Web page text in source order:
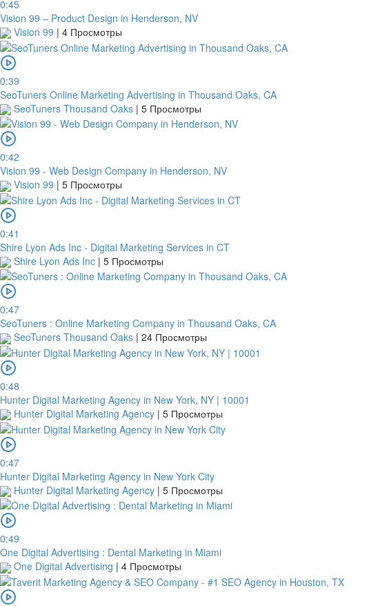
0:45
Vision 99 – Product Design in Henderson, NV
Vision 99 | 4 Просмотры
0:39
SeoTuners Online Marketing Advertising in Thousand Oaks, CA
SeoTuners Thousand Oaks | 5 Просмотры
0:42
Vision 99 - Web Design Company in Henderson, NV
Vision 99 | 5 Просмотры
0:41
Shire Lyon Ads Inc - Digital Marketing Services in CT
Shire Lyon Ads Inc | 5 Просмотры
0:47
SeoTuners : Online Marketing Company in Thousand Oaks, CA
SeoTuners Thousand Oaks | 24 Просмотры
0:48
Hunter Digital Marketing Agency in New York, NY | 10001
Hunter Digital Marketing Agency | 5 Просмотры
0:47
Hunter Digital Marketing Agency in New York City
Hunter Digital Marketing Agency | 5 Просмотры
0:49
One Digital Advertising : Dental Marketing in Miami
One Digital Advertising | 4 Просмотры